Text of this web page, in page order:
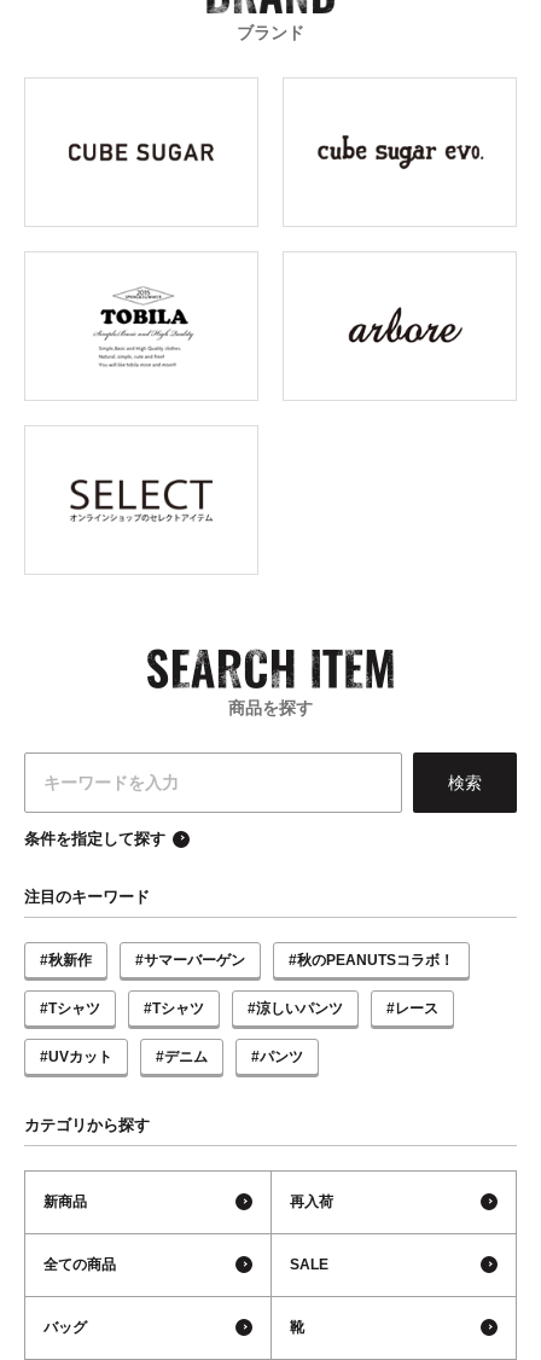
ブランド
商品を探す
条件を指定して探す
注目のキーワード
#秋新作 #サマーバーゲン #秋のPEANUTSコラボ！
#Tシャツ #Tシャツ #涼しいパンツ #レース
#UVカット #デニム #パンツ
カテゴリから探す
新商品 再入荷
全ての商品 SALE
バッグ 靴